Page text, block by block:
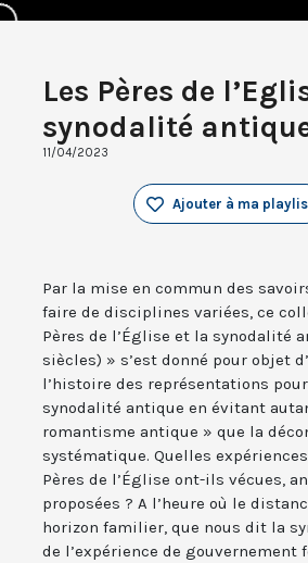
Les Pères de
synodalité
11/04/2023
Ajouter à ma
Par la mise en commun des
faire de disciplines variées, ce
Pères de l’Église et la synodalité
siècles) » s’est donné pour objet
l’histoire des représentations
synodalité antique en évitant
romantisme antique » que la
systématique. Quelles
Pères de l’Église ont-ils vécues,
proposées ? A l’heure où le
horizon familier, que nous dit la
de l’expérience de gouvernement